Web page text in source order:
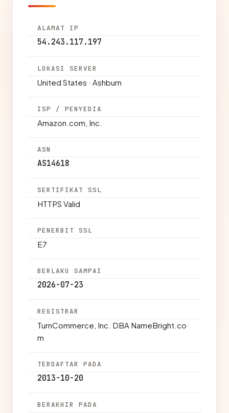
ALAMAT IP
54.243.117.197
LOKASI SERVER
United States · Ashburn
ISP / PENYEDIA
Amazon.com, Inc.
ASN
AS14618
SERTIFIKAT SSL
HTTPS Valid
PENERBIT SSL
E7
BERLAKU SAMPAI
2026-07-23
REGISTRAR
TurnCommerce, Inc. DBA NameBright.co
m
TERDAFTAR PADA
2013-10-20
BERAKHIR PADA